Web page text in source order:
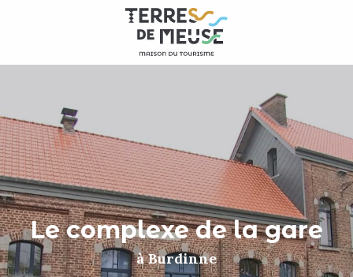
principal
Le complexe de la gare
à Burdinne